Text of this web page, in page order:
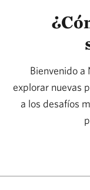
Bienvenido a
explorar nuevas
a los desafíos